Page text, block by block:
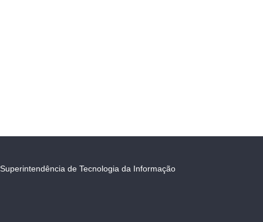
Superintendência de Tecnologia da Informação